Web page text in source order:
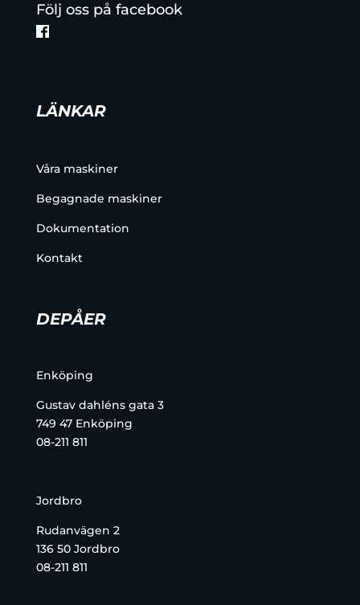
Följ oss på facebook
LÄNKAR
Våra maskiner
Begagnade maskiner
Dokumentation
Kontakt
DEPÅER
Enköping
Gustav dahléns gata 3
749 47 Enköping
08-211 811
Jordbro
Rudanvägen 2
136 50 Jordbro
08-211 811